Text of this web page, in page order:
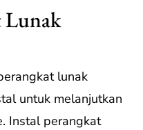
Lunak
lunak
untuk melanjutkan
Instal perangkat